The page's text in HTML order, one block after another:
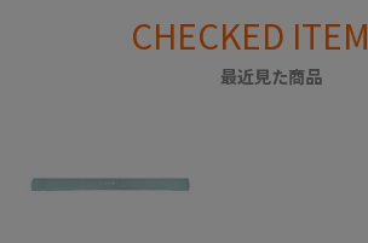
CHECKED ITEM
最近見た商品